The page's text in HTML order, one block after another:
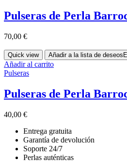
Pulseras de Perla
70,00 €
Quick view Añadir a la lista de deseos
Añadir al carrito
Pulseras
Pulseras de Perla
40,00 €
Entrega gratuita
Garantía de devolución
Soporte 24/7
Perlas auténticas